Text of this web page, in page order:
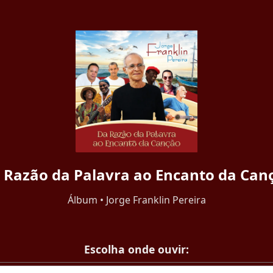
Razão da Palavra ao Encanto da
Álbum • Jorge Franklin Pereira
Escolha onde ouvir: